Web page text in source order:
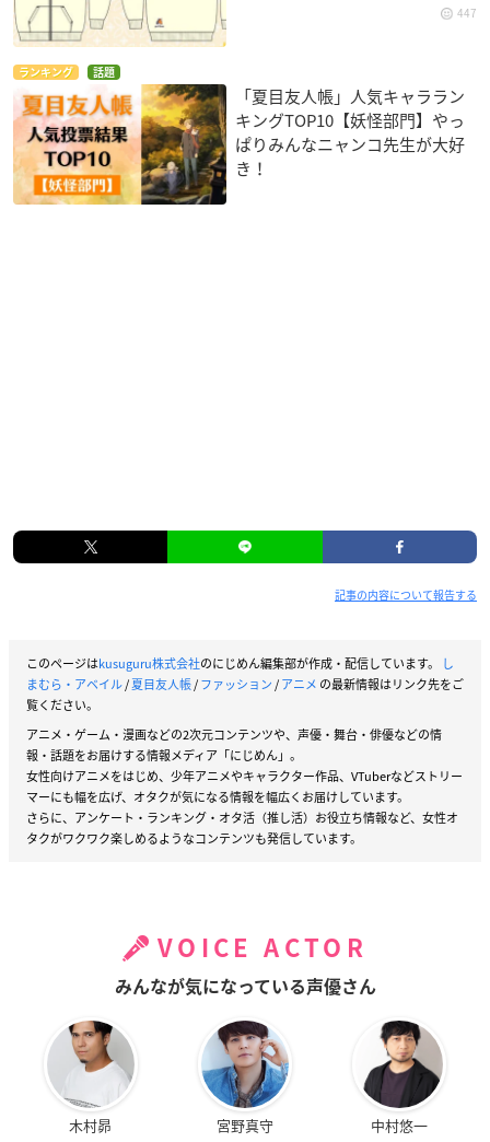
447
ランキング 話題
「夏目友人帳」人気キャララン
キングTOP10【妖怪部門】やっ
ぱりみんなニャンコ先生が大好
き！
記事の内容について報告する
このページはkusuguru株式会社のにじめん編集部が作成・配信しています。
し
まむら・アベイル/夏目友人帳/ファッション/アニメ の最新情報はリンク先をご
覧ください。
アニメ・ゲーム・漫画などの2次元コンテンツや、声優・舞台・俳優などの情
報・話題をお届けする情報メディア「にじめん」。
女性向けアニメをはじめ、少年アニメやキャラクター作品、VTuberなどストリー
マーにも幅を広げ、オタクが気になる情報を幅広くお届けしています。
さらに、アンケート・ランキング・オタ活（推し活）お役立ち情報など、女性オ
タクがワクワク楽しめるようなコンテンツも発信しています。
VOICE ACTOR
みんなが気になっている声優さん
木村昴 宮野真守 中村悠一